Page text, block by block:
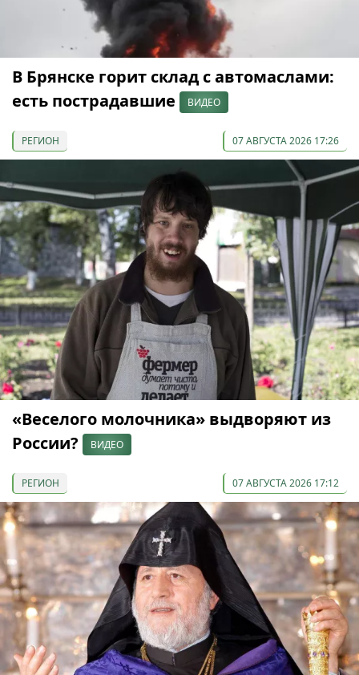
В Брянске горит склад с автомаслами:
есть пострадавшие
ВИДЕО
РЕГИОН 07 АВГУСТА 2026 17:26
«Веселого молочника» выдворяют из
России?
ВИДЕО
РЕГИОН 07 АВГУСТА 2026 17:12